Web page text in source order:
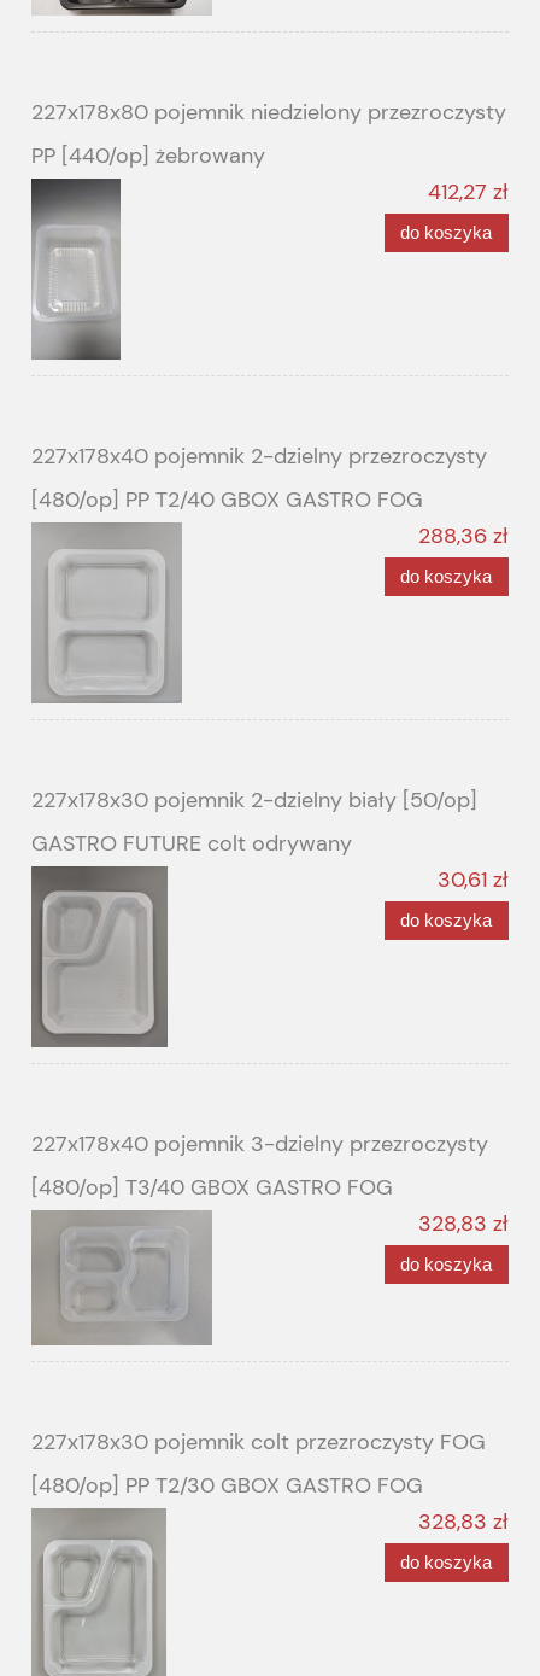
227x178x80 pojemnik niedzielony przezroczysty
PP [440/op] żebrowany
412,27 zł
do koszyka
227x178x40 pojemnik 2-dzielny przezroczysty
[480/op] PP T2/40 GBOX GASTRO FOG
288,36 zł
do koszyka
227x178x30 pojemnik 2-dzielny biały [50/op]
GASTRO FUTURE colt odrywany
30,61 zł
do koszyka
227x178x40 pojemnik 3-dzielny przezroczysty
[480/op] T3/40 GBOX GASTRO FOG
328,83 zł
do koszyka
227x178x30 pojemnik colt przezroczysty FOG
[480/op] PP T2/30 GBOX GASTRO FOG
328,83 zł
do koszyka